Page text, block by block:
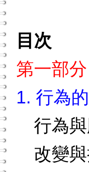
目次
第一部
1. 行為
行為與
改變與